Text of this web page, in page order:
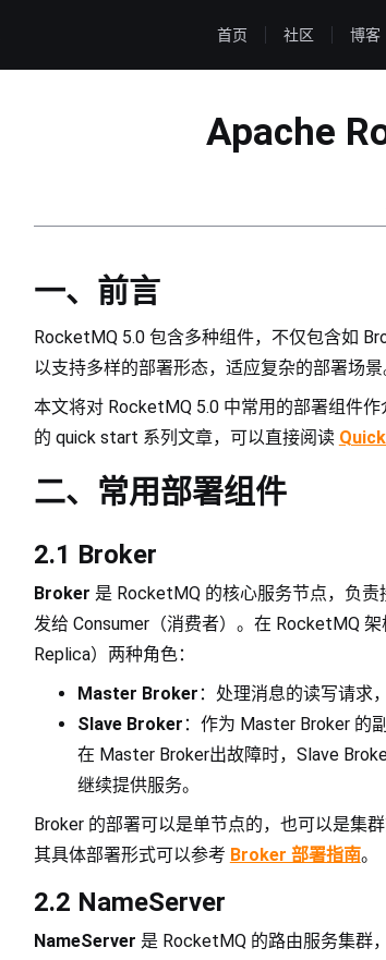
首页 社区 博客
Apache
一、前言
RocketMQ 5.0 包含多种组件，不仅包含如
以支持多样的部署形态，适应复杂的部署场景
本文将对 RocketMQ 5.0 中常用的部署组件
的 quick start 系列文章，可以直接阅读
二、常用部署组件
2.1 Broker
Broker 是 RocketMQ 的核心服务节点，负
发给 Consumer（消费者）。在 RocketMQ
Replica）两种角色：
Master Broker ：处理消息的读写请求
Slave Broker ：作为 Master Broker 的
在 Master Broker出故障时，Slave
继续提供服务。
Broker 的部署可以是单节点的，也可以是集
其具体部署形式可以参考 Broker 部署指南。
2.2 NameServer
NameServer 是 RocketMQ 的路由服务集群